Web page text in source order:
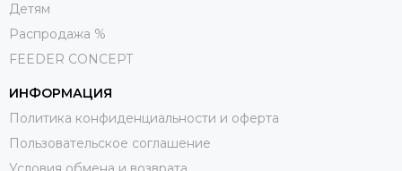
Детям
Распродажа %
FEEDER CONCEPT
ИНФОРМАЦИЯ
Политика конфиденциальности и оферта
Пользовательское соглашение